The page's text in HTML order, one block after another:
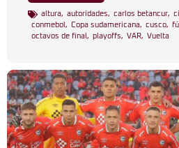
altura, autoridades, carlos betancur,
conmebol , Copa sudamericana, cusco,
octavos de final , playoffs, VAR, Vuelta